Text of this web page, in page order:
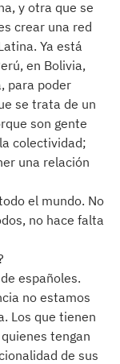
y otra que se
crear una red
Ya está
en Bolivia,
para poder
se trata de un
son gente
colectividad;
una relación
el mundo. No
no hace falta
españoles.
no estamos
Los que tienen
tengan
de sus